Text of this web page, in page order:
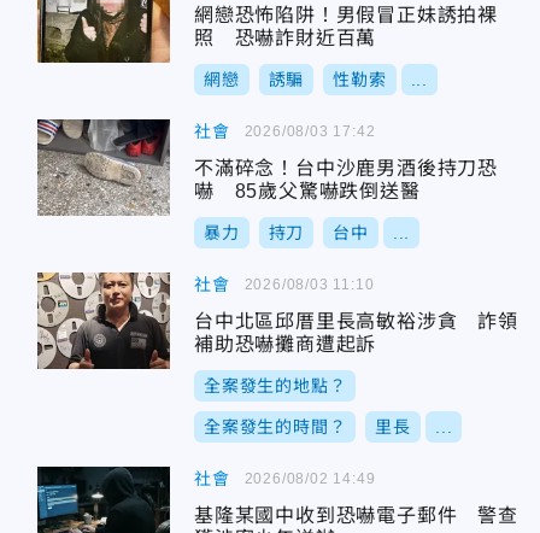
網戀恐怖陷阱！男假冒正妹誘拍裸
照 恐嚇詐財近百萬
網戀 誘騙 性勒索
社會
不滿碎念！台中沙鹿男酒後持刀恐
嚇 85歲父驚嚇跌倒送醫
暴力 持刀 台中
2026/08/03 17:42
社會
台中北區邱厝里長高敏裕涉貪 詐領
補助恐嚇攤商遭起訴
全案發生的地點？
全案發生的時間？ 里長
2026/08/03 11:10
社會
基隆某國中收到恐嚇電子郵件 警查
2026/08/02 14:49